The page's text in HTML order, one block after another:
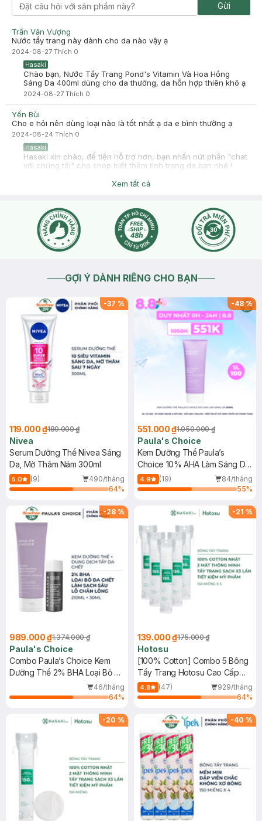
Gửi
Trần Văn Vượng
Nước tẩy trang này dành cho da nào vậy ạ
2024-08-27 Thích 0
Hasaki
Chào bạn, Nước Tẩy Trang Pond's Vitamin Và Hoa Hồng
Sáng Da 400ml dùng cho da thường, da hỗn hợp thiên khô ạ
2024-08-27 Thích 0
Yến Bùi
Cho e hỏi nên dùng loại nào là tốt nhất ạ da e bình thường ạ
2024-08-24 Thích 0
Hasaki
Hasaki xin chào, để tiện hỗ trợ hơn, bạn nhấn nút phần "chat
với chúng tôi" cho shop biết thêm tình trạng da bạn nhé !
Xem tất cả
GỢI Ý DÀNH RIÊNG CHO BẠN
-37 %
119.000 ₫189.000 ₫
Nivea
Serum Dưỡng Thể Nivea Sáng
Da, Mờ Thâm Nám 300ml
5.0 (9)
490/tháng
64%
-48%
551.000 ₫1.050.000 ₫
Paula's Choice
Kem Dưỡng Thể Paula’s
Choice 10% AHA Làm Sáng Da
210ml
4.9 (19)
84/tháng
55%
-28 %
989.000 ₫1.374.000 ₫
Paula's Choice
Combo Paula’s Choice Kem
Dưỡng Thể 2% BHA Loại Bỏ Da
Chết 210ml + Dung Dịch Tẩy Da
Chết 2% BHA 30ml
46/tháng
64%
-21 %
139.000 ₫175.000 ₫
Hotosu
[100% Cotton] Combo 5 Bông
Tẩy Trang Hotosu Cao Cấp
150 Miếng
4.8 (47)
929/tháng
64%
-20 % -40 %